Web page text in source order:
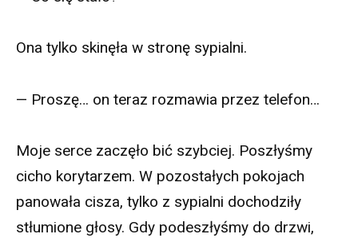
Ona tylko skinęła w stronę sypialni.
— Proszę… on teraz rozmawia przez telefon…
Moje serce zaczęło bić szybciej. Poszłyśmy
cicho korytarzem. W pozostałych pokojach
panowała cisza, tylko z sypialni dochodziły
stłumione głosy. Gdy podeszłyśmy do drzwi,